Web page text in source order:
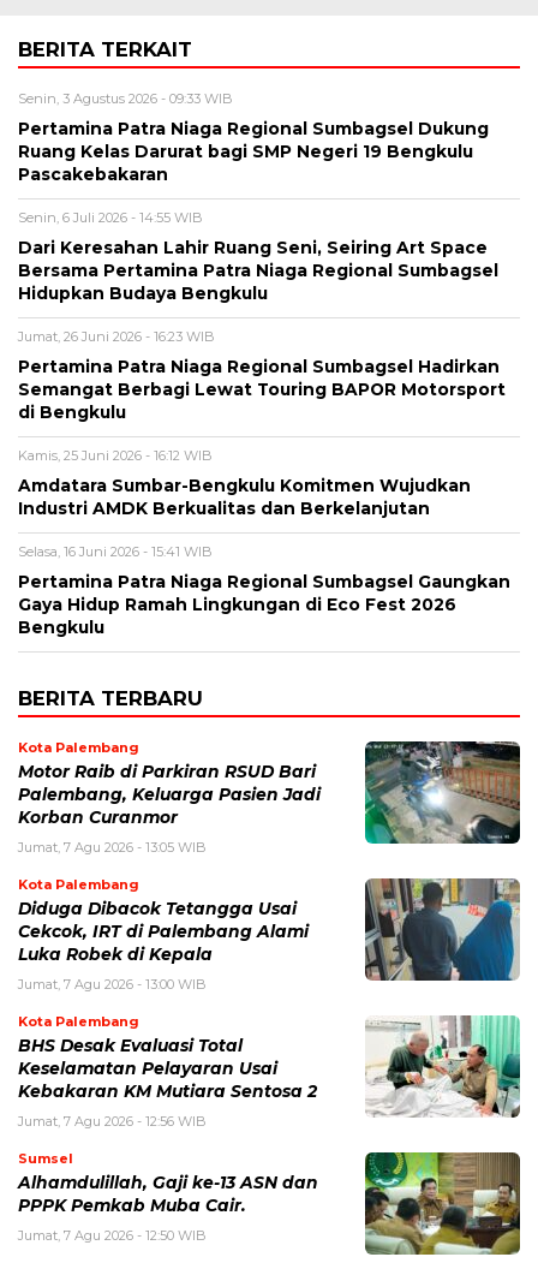
BERITA TERKAIT
Senin, 3 Agustus 2026 - 09:33 WIB
Pertamina Patra Niaga Regional Sumbagsel Dukung
Ruang Kelas Darurat bagi SMP Negeri 19 Bengkulu
Pascakebakaran
Senin, 6 Juli 2026 - 14:55 WIB
Dari Keresahan Lahir Ruang Seni, Seiring Art Space
Bersama Pertamina Patra Niaga Regional Sumbagsel
Hidupkan Budaya Bengkulu
Jumat, 26 Juni 2026 - 16:23 WIB
Pertamina Patra Niaga Regional Sumbagsel Hadirkan
Semangat Berbagi Lewat Touring BAPOR Motorsport
di Bengkulu
Kamis, 25 Juni 2026 - 16:12 WIB
Amdatara Sumbar-Bengkulu Komitmen Wujudkan
Industri AMDK Berkualitas dan Berkelanjutan
Selasa, 16 Juni 2026 - 15:41 WIB
Pertamina Patra Niaga Regional Sumbagsel Gaungkan
Gaya Hidup Ramah Lingkungan di Eco Fest 2026
Bengkulu
BERITA TERBARU
Kota Palembang
Motor Raib di Parkiran RSUD Bari
Palembang, Keluarga Pasien Jadi
Korban Curanmor
Jumat, 7 Agu 2026 - 13:05 WIB
Kota Palembang
Diduga Dibacok Tetangga Usai
Cekcok, IRT di Palembang Alami
Luka Robek di Kepala
Jumat, 7 Agu 2026 - 13:00 WIB
Kota Palembang
BHS Desak Evaluasi Total
Keselamatan Pelayaran Usai
Kebakaran KM Mutiara Sentosa 2
Jumat, 7 Agu 2026 - 12:56 WIB
Sumsel
Alhamdulillah, Gaji ke-13 ASN dan
PPPK Pemkab Muba Cair.
Jumat, 7 Agu 2026 - 12:50 WIB